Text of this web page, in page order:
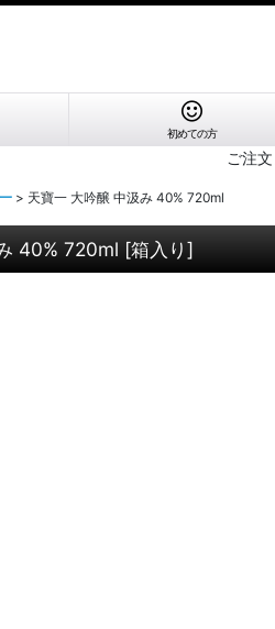
初めての方
ご注
> 天寶一 大吟醸 中汲み 40% 720ml
40% 720ml [箱入り]